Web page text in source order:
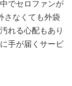
でセロファンが
さなくても外袋
れる心配もあり
手が届くサービ